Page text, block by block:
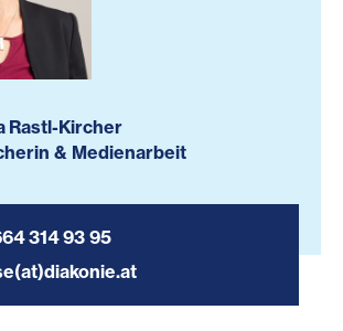
Rastl-Kircher
& Medienarbeit
314 93 95